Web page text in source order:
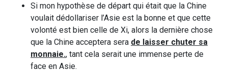
Si mon hypothèse de départ qui était que la Chine
voulait dédollariser l’Asie est la bonne et que cette
volonté est bien celle de Xi, alors la dernière chose
que la Chine acceptera sera de laisser chuter sa
monnaie., tant cela serait une immense perte de
face en Asie.